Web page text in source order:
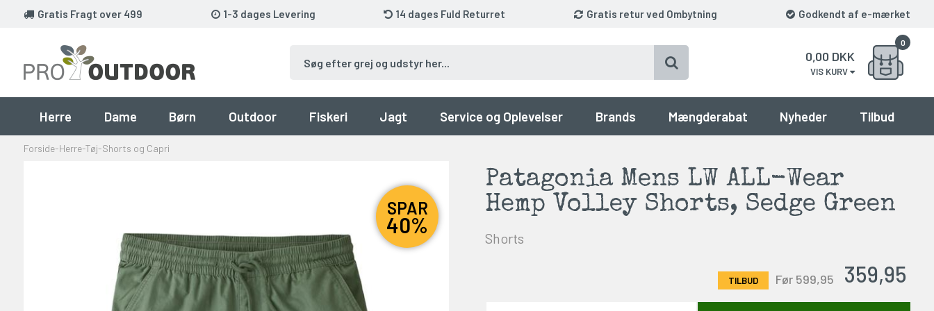
Gratis Fragt over 499 1-3 dages Levering 14 dages Fuld Returret Gratis retur ved Ombytning Godkendt af e-mærket
0
0,00 DKK
VIS KURV
Herre Dame Børn Outdoor Fiskeri Jagt Service og Oplevelser Brands Mængderabat Nyheder Tilbud
Forside-Herre-Tøj-Shorts og Capri
SPAR
40%
Patagonia Mens LW ALL-Wear
Hemp Volley Shorts, Sedge Green
Shorts
359,95
Før 599,95